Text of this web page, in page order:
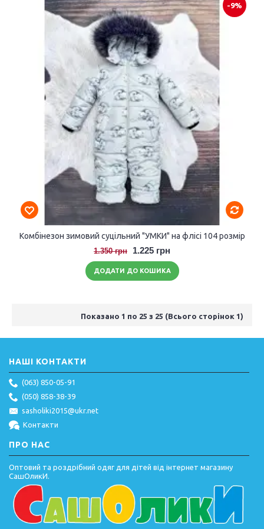
-9%
Комбінезон зимовий суцільний "УМКИ" на флісі 104 розмір
1.350 грн 1.225 грн
ДОДАТИ ДО КОШИКА
Показано 1 по 25 з 25 (Всього сторінок 1)
НАШІ КОНТАКТИ
(063) 850-05-91
(050) 858-38-39
sasholiki2015@ukr.net
Контакти
ПРО НАС
Оптовий та роздрібний одяг для дітей від інтернет магазину
СашОликИ.